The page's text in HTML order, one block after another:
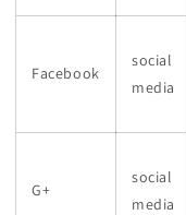
Facebook
social
media
G+
social
media